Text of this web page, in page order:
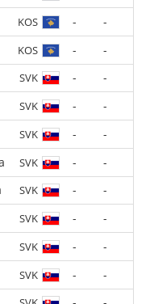
FRA
FRA - -
CRO - -
CRO
CRO - -